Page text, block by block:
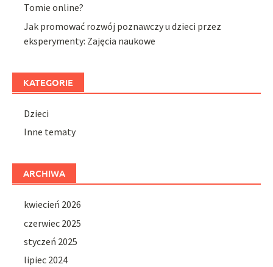
Tomie online?
Jak promować rozwój poznawczy u dzieci przez
eksperymenty: Zajęcia naukowe
KATEGORIE
Dzieci
Inne tematy
ARCHIWA
kwiecień 2026
czerwiec 2025
styczeń 2025
lipiec 2024